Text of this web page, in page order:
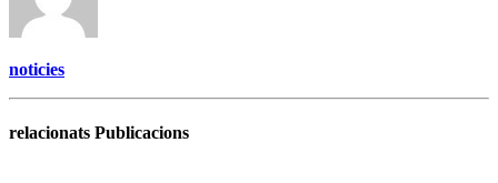
noticies
relacionats Publicacions